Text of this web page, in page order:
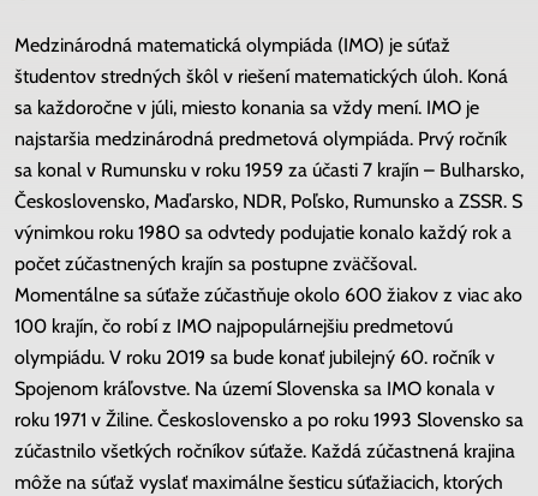
Medzinárodná matematická olympiáda (IMO) je súťaž
študentov stredných škôl v riešení matematických úloh. Koná
sa každoročne v júli, miesto konania sa vždy mení. IMO je
najstaršia medzinárodná predmetová olympiáda. Prvý ročník
sa konal v Rumunsku v roku 1959 za účasti 7 krajín – Bulharsko,
Československo, Maďarsko, NDR, Poľsko, Rumunsko a ZSSR. S
výnimkou roku 1980 sa odvtedy podujatie konalo každý rok a
počet zúčastnených krajín sa postupne zväčšoval.
Momentálne sa súťaže zúčastňuje okolo 600 žiakov z viac ako
100 krajín, čo robí z IMO najpopulárnejšiu predmetovú
olympiádu. V roku 2019 sa bude konať jubilejný 60. ročník v
Spojenom kráľovstve. Na území Slovenska sa IMO konala v
roku 1971 v Žiline. Československo a po roku 1993 Slovensko sa
zúčastnilo všetkých ročníkov súťaže. Každá zúčastnená krajina
môže na súťaž vyslať maximálne šesticu súťažiacich, ktorých